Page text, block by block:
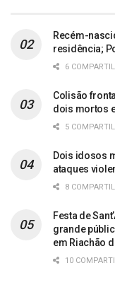
Recém-
residência;
6
Colisão
dois mortos
5
Dois idosos
ataques
8
Festa de
grande
em Riachão
10